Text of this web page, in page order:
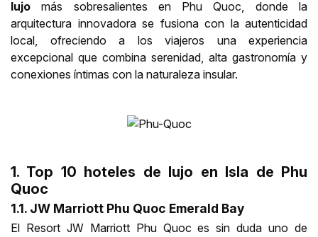
lujo más sobresalientes en Phu Quoc, donde la
arquitectura innovadora se fusiona con la autenticidad
local, ofreciendo a los viajeros una experiencia
excepcional que combina serenidad, alta gastronomía y
conexiones íntimas con la naturaleza insular.
1. Top 10 hoteles de lujo en Isla de Phu
Quoc
1.1. JW Marriott Phu Quoc Emerald Bay
El Resort JW Marriott Phu Quoc es sin duda uno de